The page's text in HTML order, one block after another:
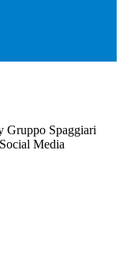
Gruppo Spaggiari
Media